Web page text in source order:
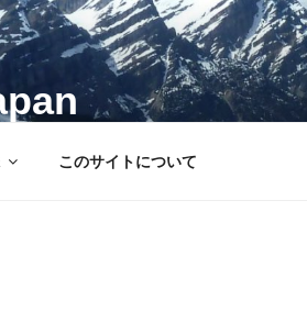
このサイトについて